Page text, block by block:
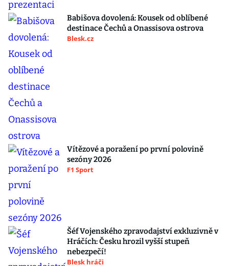
Babišova dovolená: Kousek od oblíbené
destinace Čechů a Onassisova ostrova
Blesk.cz
Vítězové a poražení po první polovině
sezóny 2026
F1 Sport
Šéf Vojenského zpravodajství exkluzivně v
Hráčích: Česku hrozil vyšší stupeň
nebezpečí!
Blesk hráči